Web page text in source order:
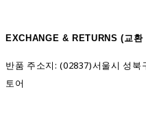
EXCHANGE & RETURNS (교환
반품 주소지: (02837)서울시 성
토어